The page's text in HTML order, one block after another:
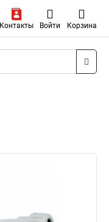
Контакты Войти Корзина